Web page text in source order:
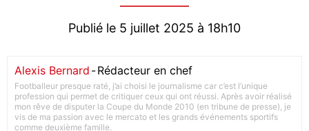
Publié le 5 juillet 2025 à 18h10
Alexis Bernard -Rédacteur en chef
Footballeur presque raté, j’ai choisi le journalisme car c’est l’unique
profession qui permet de critiquer ceux qui ont réussi. Après avoir réalisé
mon rêve de disputer la Coupe du Monde 2010 (en tribune de presse), je
vis de ma passion avec le mercato et les grands événements sportifs
comme deuxième famille.